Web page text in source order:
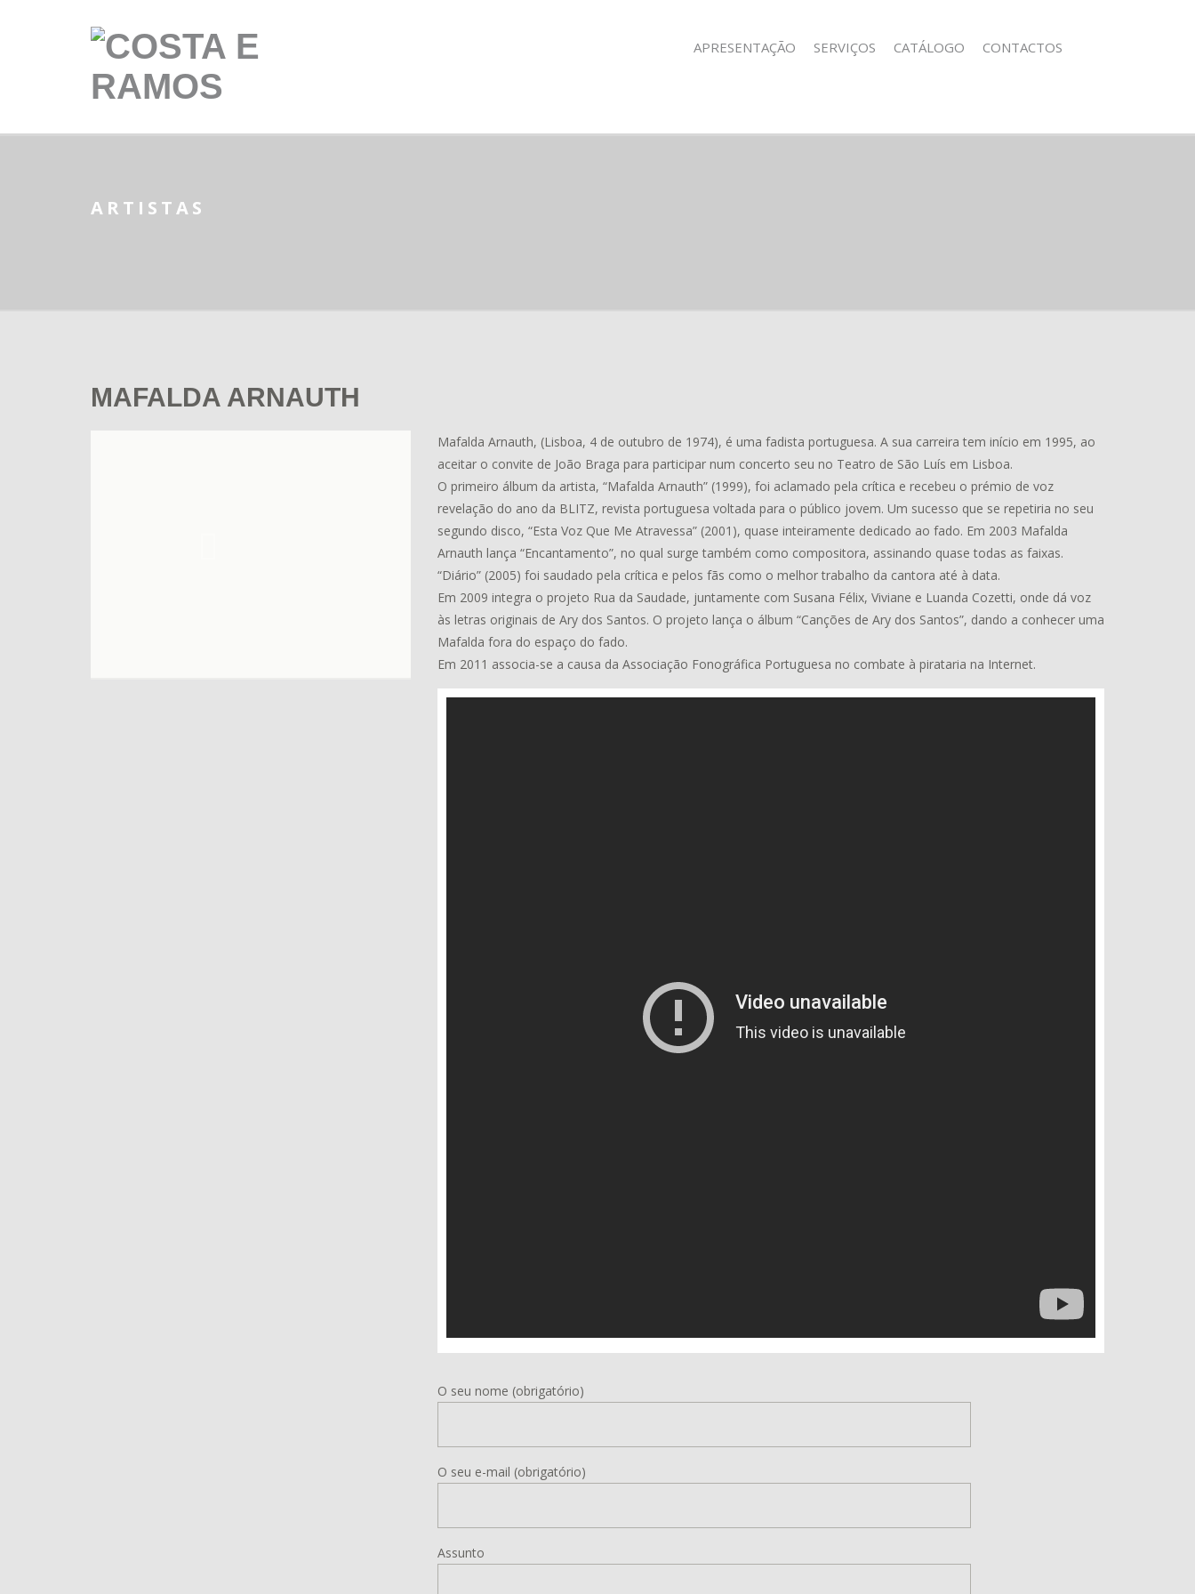
APRESENTAÇÃO SERVIÇOS CATÁLOGO CONTACTOS
ARTISTAS
MAFALDA ARNAUTH
Mafalda Arnauth, (Lisboa, 4 de outubro de 1974), é uma fadista portuguesa. A sua carreira tem início em 1995, ao
aceitar o convite de João Braga para participar num concerto seu no Teatro de São Luís em Lisboa.
O primeiro álbum da artista, “Mafalda Arnauth” (1999), foi aclamado pela crítica e recebeu o prémio de voz
revelação do ano da BLITZ, revista portuguesa voltada para o público jovem. Um sucesso que se repetiria no seu
segundo disco, “Esta Voz Que Me Atravessa” (2001), quase inteiramente dedicado ao fado. Em 2003 Mafalda
Arnauth lança “Encantamento”, no qual surge também como compositora, assinando quase todas as faixas.
“Diário” (2005) foi saudado pela crítica e pelos fãs como o melhor trabalho da cantora até à data.
Em 2009 integra o projeto Rua da Saudade, juntamente com Susana Félix, Viviane e Luanda Cozetti, onde dá voz
às letras originais de Ary dos Santos. O projeto lança o álbum “Canções de Ary dos Santos”, dando a conhecer uma
Mafalda fora do espaço do fado.
Em 2011 associa-se a causa da Associação Fonográfica Portuguesa no combate à pirataria na Internet.
O seu nome (obrigatório)
O seu e-mail (obrigatório)
Assunto